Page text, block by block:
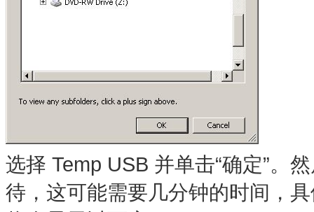
选择 Temp USB 并单击“确定”。
待，这可能需要几分钟的时间，